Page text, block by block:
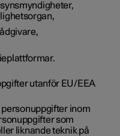
utanför EU/EEA
inom
som
liknande teknik på